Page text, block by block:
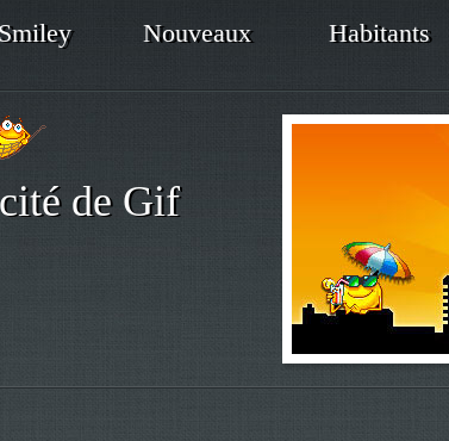
Nouveaux Habitants
de Gif